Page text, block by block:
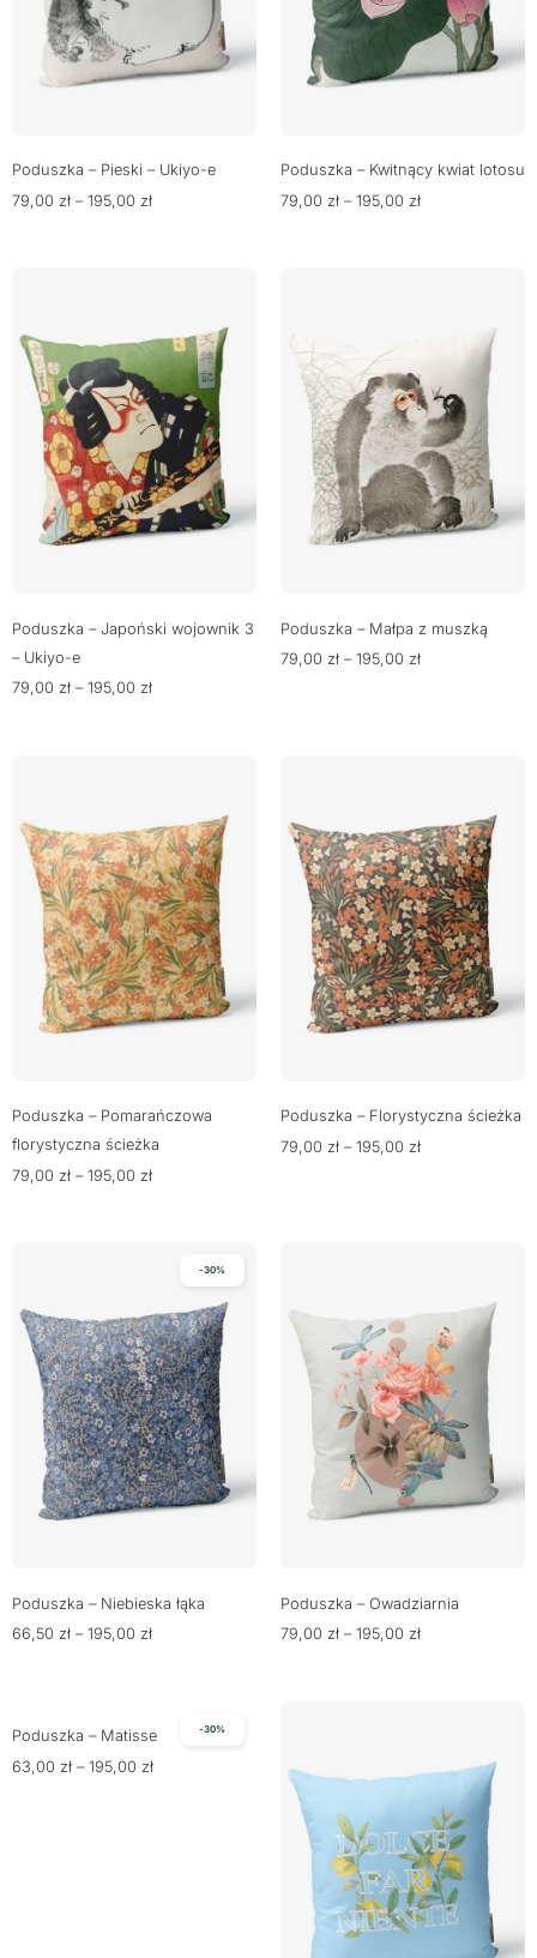
Poduszka – Pieski – Ukiyo-e
79,00 zł – 195,00 zł
Poduszka – Kwitnący kwiat lotosu
79,00 zł – 195,00 zł
Poduszka – Japoński wojownik 3
– Ukiyo-e
79,00 zł – 195,00 zł
Poduszka – Małpa z muszką
79,00 zł – 195,00 zł
Poduszka – Pomarańczowa
florystyczna ścieżka
79,00 zł – 195,00 zł
Poduszka – Florystyczna ścieżka
79,00 zł – 195,00 zł
-30%
Poduszka – Niebieska łąka
66,50 zł – 195,00 zł
Poduszka – Owadziarnia
79,00 zł – 195,00 zł
-30%
Poduszka – Matisse
63,00 zł – 195,00 zł